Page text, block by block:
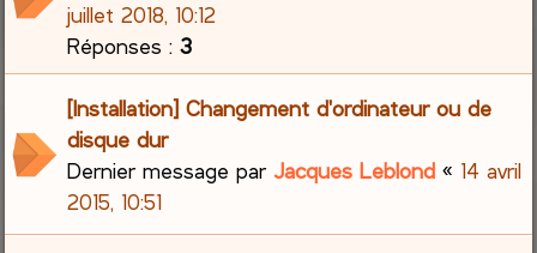
juillet 2018, 10:12
Réponses :3
[Installation] Changement d'ordinateur ou de
disque dur
Dernier message parJacques Leblond « 14 avril
2015, 10:51